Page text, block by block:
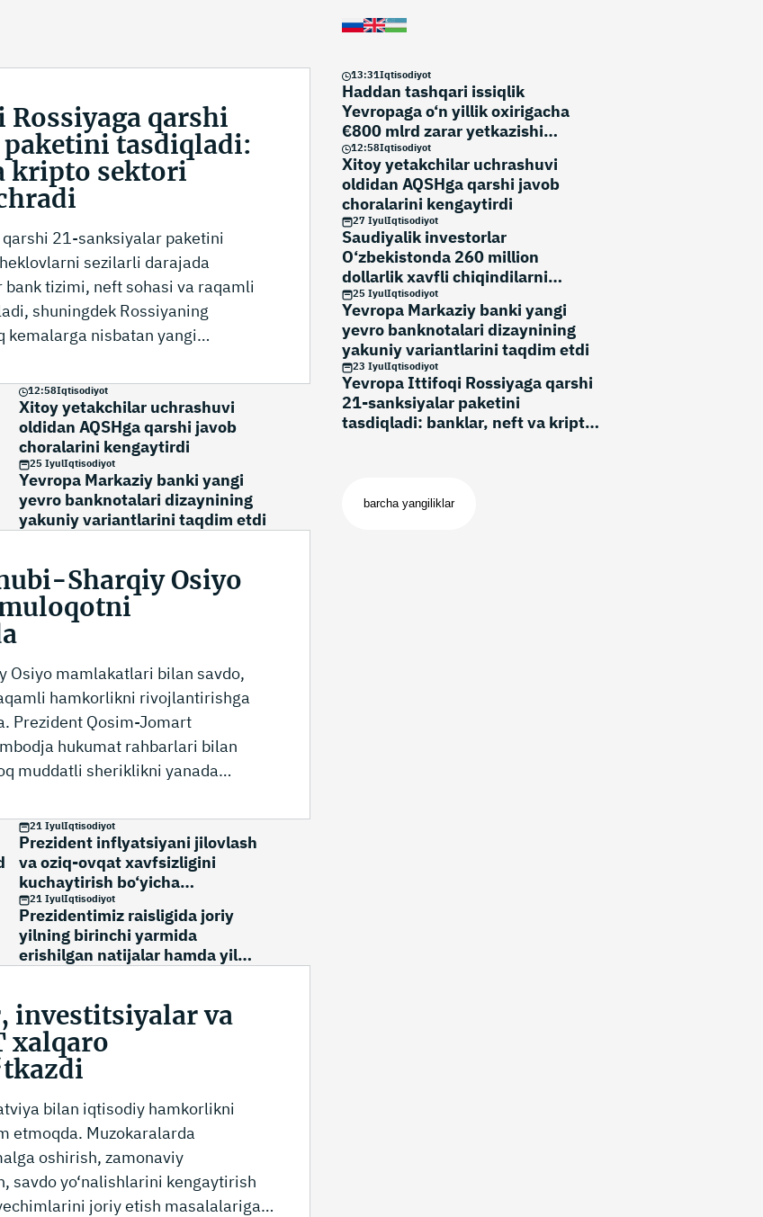
qarshi
tasdiqladi:
kripto sektori
21-sanksiyalar paketini
sezilarli darajada
tizimi, neft sohasi va raqamli
shuningdek Rossiyaning
kemalarga nisbatan yangi
12:58Iqtisodiyot
Xitoy yetakchilar uchrashuvi
oldidan AQSHga qarshi javob
choralarini kengaytirdi
25 IyulIqtisodiyot
Yevropa Markaziy banki yangi
yevro banknotalari dizaynining
yakuniy variantlarini taqdim etdi
Sharqiy Osiyo
Osiyo mamlakatlari bilan savdo,
hamkorlikni rivojlantirishga
Prezident Qosim-Jomart
hukumat rahbarlari bilan
muddatli sheriklikni yanada
21 IyulIqtisodiyot
Prezident inflyatsiyani jilovlash
va oziq-ovqat xavfsizligini
kuchaytirish bo‘yicha
topshiriqlar berdi
21 IyulIqtisodiyot
Prezidentimiz raisligida joriy
yilning birinchi yarmida
erishilgan natijalar hamda yil
bag‘ishlangan videoselektor
yig‘ilishi boshlandi
investitsiyalar va
xalqaro
bilan iqtisodiy hamkorlikni
etmoqda. Muzokaralarda
oshirish, zamonaviy
yo‘nalishlarini kengaytirish
joriy etish masalalariga
13:31Iqtisodiyot
Haddan tashqari issiqlik
Yevropaga o‘n yillik oxirigacha
€800 mlrd zarar yetkazishi
mumkin
12:58Iqtisodiyot
Xitoy yetakchilar uchrashuvi
oldidan AQSHga qarshi javob
choralarini kengaytirdi
27 IyulIqtisodiyot
Saudiyalik investorlar
O‘zbekistonda 260 million
dollarlik xavfli chiqindilarni
boshqarish loyihasini
jadallashtiradi
25 IyulIqtisodiyot
Yevropa Markaziy banki yangi
yevro banknotalari dizaynining
yakuniy variantlarini taqdim etdi
23 IyulIqtisodiyot
Yevropa Ittifoqi Rossiyaga qarshi
21-sanksiyalar paketini
tasdiqladi: banklar, neft va kripto
barcha yangiliklar